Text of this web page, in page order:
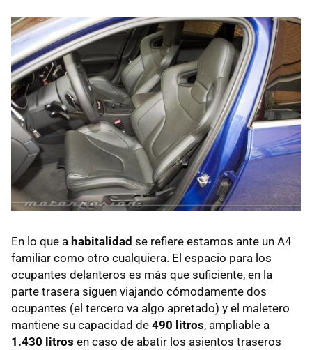
En lo que a habitalidad se refiere estamos ante un A4
familiar como otro cualquiera. El espacio para los
ocupantes delanteros es más que suficiente, en la
parte trasera siguen viajando cómodamente dos
ocupantes (el tercero va algo apretado) y el maletero
mantiene su capacidad de 490 litros, ampliable a
1.430 litros en caso de abatir los asientos traseros